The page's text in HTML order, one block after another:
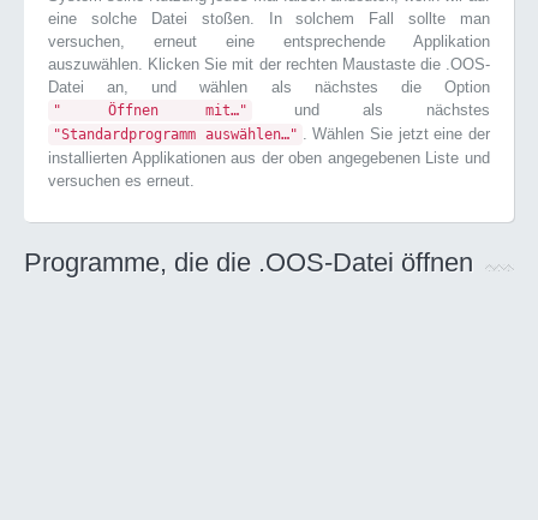
eine solche Datei stoßen. In solchem Fall sollte man
versuchen, erneut eine entsprechende Applikation
auszuwählen. Klicken Sie mit der rechten Maustaste die .OOS-
Datei an, und wählen als nächstes die Option
" Öffnen mit…" und als nächstes
"Standardprogramm auswählen…" . Wählen Sie jetzt eine der
installierten Applikationen aus der oben angegebenen Liste und
versuchen es erneut.
Programme, die die .OOS-Datei öffnen